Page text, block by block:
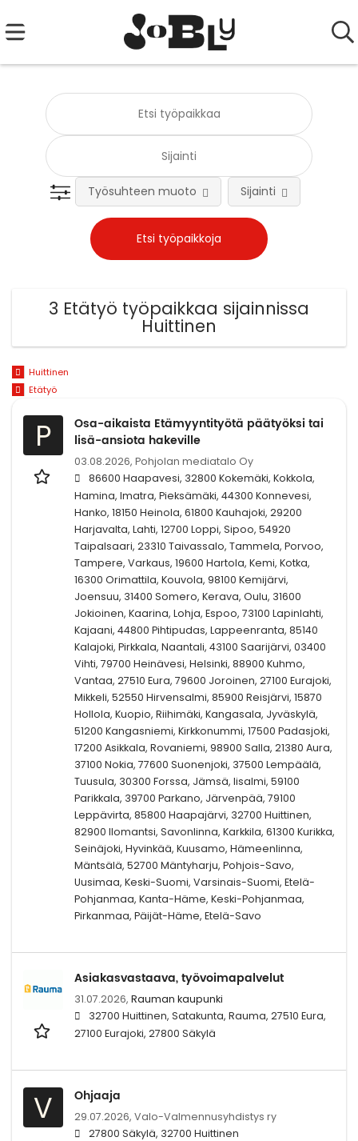
Työsuhteen muoto Sijainti
3 Etätyö työpaikkaa sijainnissa
Huittinen
Huittinen
Etätyö
P
Osa-aikaista Etämyyntityötä päätyöksi tai
lisä-ansiota hakeville
03.08.2026, Pohjolan mediatalo Oy
86600 Haapavesi, 32800 Kokemäki, Kokkola,
Hamina, Imatra, Pieksämäki, 44300 Konnevesi,
Hanko, 18150 Heinola, 61800 Kauhajoki, 29200
Harjavalta, Lahti, 12700 Loppi, Sipoo, 54920
Taipalsaari, 23310 Taivassalo, Tammela, Porvoo,
Tampere, Varkaus, 19600 Hartola, Kemi, Kotka,
16300 Orimattila, Kouvola, 98100 Kemijärvi,
Joensuu, 31400 Somero, Kerava, Oulu, 31600
Jokioinen, Kaarina, Lohja, Espoo, 73100 Lapinlahti,
Kajaani, 44800 Pihtipudas, Lappeenranta, 85140
Kalajoki, Pirkkala, Naantali, 43100 Saarijärvi, 03400
Vihti, 79700 Heinävesi, Helsinki, 88900 Kuhmo,
Vantaa, 27510 Eura, 79600 Joroinen, 27100 Eurajoki,
Mikkeli, 52550 Hirvensalmi, 85900 Reisjärvi, 15870
Hollola, Kuopio, Riihimäki, Kangasala, Jyväskylä,
51200 Kangasniemi, Kirkkonummi, 17500 Padasjoki,
17200 Asikkala, Rovaniemi, 98900 Salla, 21380 Aura,
37100 Nokia, 77600 Suonenjoki, 37500 Lempäälä,
Tuusula, 30300 Forssa, Jämsä, Iisalmi, 59100
Parikkala, 39700 Parkano, Järvenpää, 79100
Leppävirta, 85800 Haapajärvi, 32700 Huittinen,
82900 Ilomantsi, Savonlinna, Karkkila, 61300 Kurikka,
Seinäjoki, Hyvinkää, Kuusamo, Hämeenlinna,
Mäntsälä, 52700 Mäntyharju, Pohjois-Savo,
Uusimaa, Keski-Suomi, Varsinais-Suomi, Etelä-
Pohjanmaa, Kanta-Häme, Keski-Pohjanmaa,
Pirkanmaa, Päijät-Häme, Etelä-Savo
Asiakasvastaava, työvoimapalvelut
31.07.2026, Rauman kaupunki
32700 Huittinen, Satakunta, Rauma, 27510 Eura,
27100 Eurajoki, 27800 Säkylä
V Ohjaaja
29.07.2026, Valo-Valmennusyhdistys ry
27800 Säkylä, 32700 Huittinen